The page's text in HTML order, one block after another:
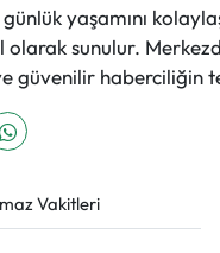
yaşamını
sunulur.
güvenilir haberciliğin
Vakitleri